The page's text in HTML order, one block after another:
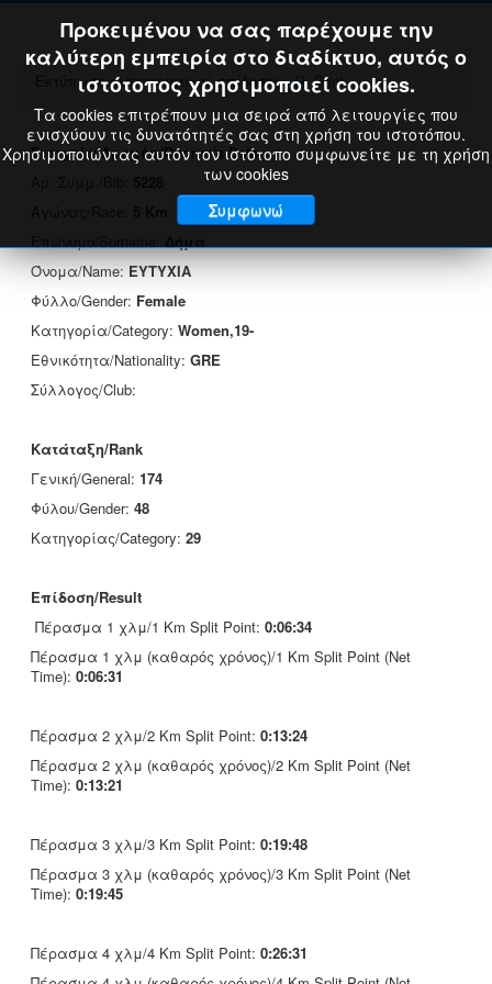
Εκτύπωση πιστοποιητικού επίδοσης: Print
Στοιχεία Δρομέα/Runner's Data
Όνομα/Name:ΕΥΤΥΧΙΑ
Φύλλο/Gender: Female
Κατηγορία/Category: Women,19-
Εθνικότητα/Nationality: GRE
Σύλλογος/Club:
Κατάταξη/Rank
Γενική/General: 174
Φύλου/Gender: 48
Κατηγορίας/Category: 29
Επίδοση/Result
Πέρασμα 1 χλμ/1 Km Split Point: 0:06:34
Πέρασμα 1 χλμ (καθαρός χρόνος)/1 Km Split Point (Net
Time): 0:06:31
Πέρασμα 2 χλμ/2 Km Split Point: 0:13:24
Πέρασμα 2 χλμ (καθαρός χρόνος)/2 Km Split Point (Net
Time): 0:13:21
Πέρασμα 3 χλμ/3 Km Split Point: 0:19:48
Πέρασμα 3 χλμ (καθαρός χρόνος)/3 Km Split Point (Net
Time): 0:19:45
Πέρασμα 4 χλμ/4 Km Split Point: 0:26:31
Προκειμένου να σας παρέχουμε την
καλύτερη εμπειρία στο διαδίκτυο, αυτός ο
ιστότοπος χρησιμοποιεί cookies.
Τα cookies επιτρέπουν μια σειρά από λειτουργίες που
ενισχύουν τις δυνατότητές σας στη χρήση του ιστοτόπου.
Χρησιμοποιώντας αυτόν τον ιστότοπο συμφωνείτε με τη χρήση
των cookies
Συμφωνώ